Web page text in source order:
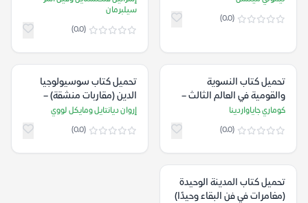
(0.0)
سيلبرمان
سيلبرمان
(0.0)
تحميل كتاب النسوية
والقومية في العالم الثالث –
كوماري جاياواردينا
كوماري جاياواردينا
(0.0)
تحميل كتاب سوسيولوجيا
الدين (مقاربات منشقة) –
إروان ديانتايل ومايكل لووي
إروان ديانتايل ومايكل لووي
(0.0)
تحميل كتاب المدينة الوحيدة
(مغامرات في فن البقاء وحيدًا)